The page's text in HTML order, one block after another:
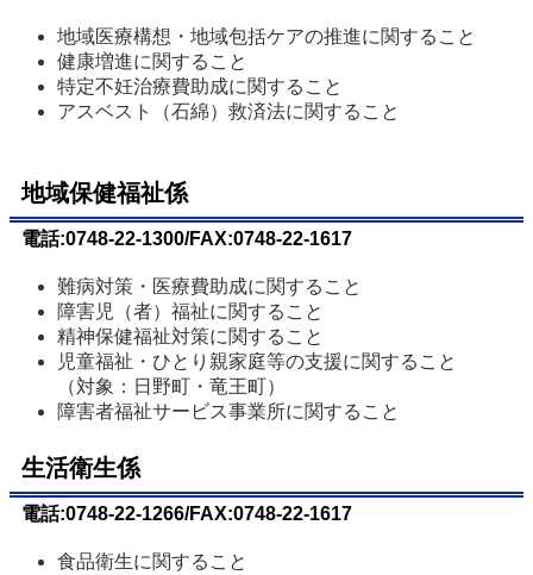
地域医療構想・地域包括ケアの推進に関すること
健康増進に関すること
特定不妊治療費助成に関すること
アスベスト（石綿）救済法に関すること
地域保健福祉係
電話:0748-22-1300/FAX:0748-22-1617
難病対策・医療費助成に関すること
障害児（者）福祉に関すること
精神保健福祉対策に関すること
児童福祉・ひとり親家庭等の支援に関すること
（対象：日野町・竜王町）
障害者福祉サービス事業所に関すること
生活衛生係
電話:0748-22-1266/FAX:0748-22-1617
食品衛生に関すること